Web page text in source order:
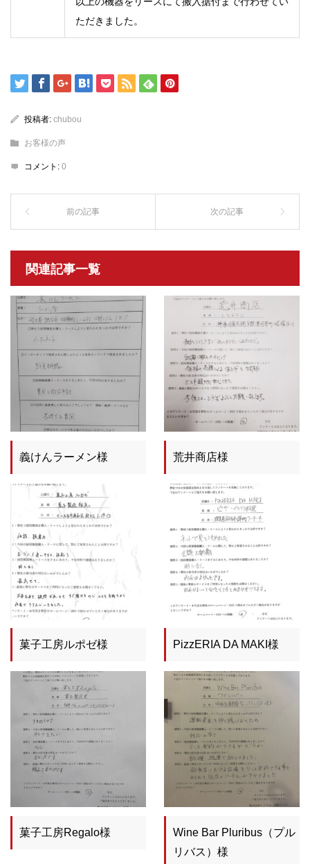
ただきました。
投稿者: chubou
お客様の声
コメント: 0
関連記事一覧
義けんラーメン様 荒井商店様
菓子工房ルポゼ様 PizzERIA DA MAKI様
菓子工房Regalo様
Wine Bar Pluribus（プル
リバス）様